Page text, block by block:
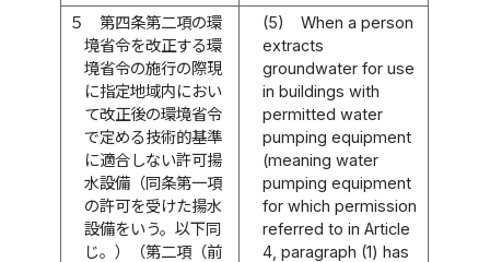
５
第四条第二項の環
境省令を改正する環
境省令の施行の際現
に指定地域内におい
て改正後の環境省令
で定める技術的基準
に適合しない許可揚
水設備（同条第一項
の許可を受けた揚水
設備をいう。以下同
じ。）（第二項（前
(5)
When a person
extracts
groundwater for use
in buildings with
permitted water
pumping equipment
(meaning water
pumping equipment
for which permission
referred to in Article
4, paragraph (1) has